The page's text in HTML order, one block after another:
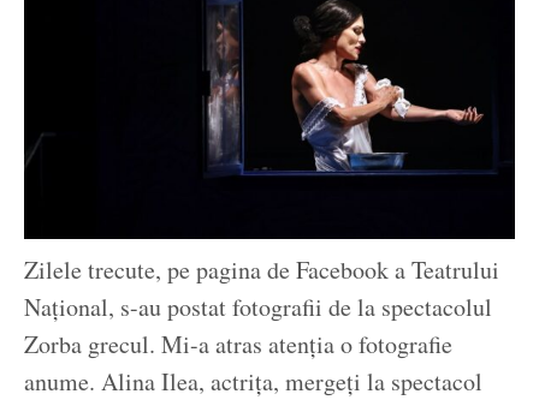
Zilele trecute, pe pagina de Facebook a Teatrului
Național, s-au postat fotografii de la spectacolul
Zorba grecul. Mi-a atras atenția o fotografie
anume. Alina Ilea, actrița, mergeți la spectacol